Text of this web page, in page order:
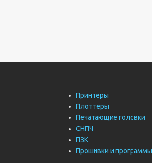
Принтеры
Плоттеры
Печатающие головки
СНПЧ
ПЗК
Прошивки и программы